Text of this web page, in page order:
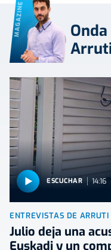
MAGAZINE
ESCUCHAR 14:16
ENTREVISTAS DE ARRUTI
Julio deja una
Euskadi y un